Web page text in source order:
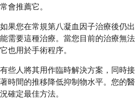
常會推薦它。
如果您在常規第八凝血因子治療後仍
能需要這種治療。當您目前的治療無
它也用於手術程序。
有些人將其用作臨時解決方案，同時
著時間的推移降低抑制物水平。您的
況確定最佳方法。